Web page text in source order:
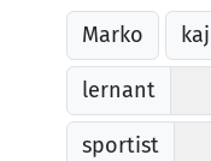
Marko
kaj
lernant
sportist